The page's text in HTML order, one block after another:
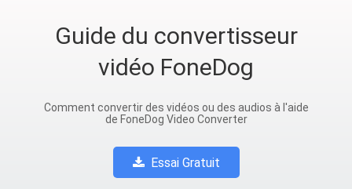
Guide du convertisseur
vidéo FoneDog
Comment convertir des vidéos ou des audios à l'aide
de FoneDog Video Converter
Essai Gratuit